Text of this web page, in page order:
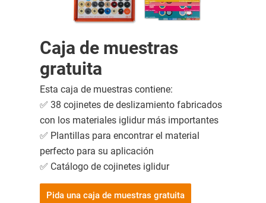
Caja de muestras
gratuita
Esta caja de muestras contiene:
✅ 38 cojinetes de deslizamiento fabricados
con los materiales iglidur más importantes
✅ Plantillas para encontrar el material
perfecto para su aplicación
✅ Catálogo de cojinetes iglidur
Pida una caja de muestras gratuita